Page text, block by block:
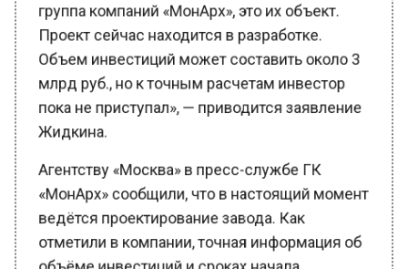
Проект сейчас находится в разработке.
Объем инвестиций может составить около 3
млрд руб., но к точным расчетам инвестор
пока не приступал», — приводится заявление
Жидкина.
«МонАрх» сообщили, что в настоящий момент
ведётся проектирование завода. Как
отметили в компании, точная информация об
объёме инвестиций и сроках начала